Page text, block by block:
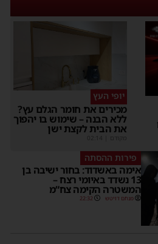
יופי העץ
מכירים את חומר הגלם עץ?
ללא הבנה – שימוש בו יהפוך
את הבית לקצת ישן
מקודם
פירות ההסתה
אימה באשדוד: בחור ישיבה בן
13 נשדד באיומי רצח –
המשטרה הקימה צח”מ
מנחם דויטש 22:32